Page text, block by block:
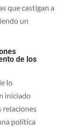
que castigan a
un
de los
lo
iniciado
relaciones
política